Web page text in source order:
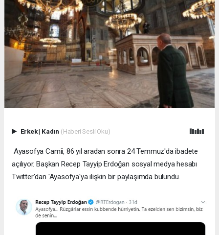
Erkek| Kadın (Haberi Sesli Oku)
Ayasofya Camii, 86 yıl aradan sonra 24 Temmuz'da ibadete
açılıyor. Başkan Recep Tayyip Erdoğan sosyal medya hesabı
Twitter'dan 'Ayasofya'ya ilişkin bir paylaşımda bulundu.